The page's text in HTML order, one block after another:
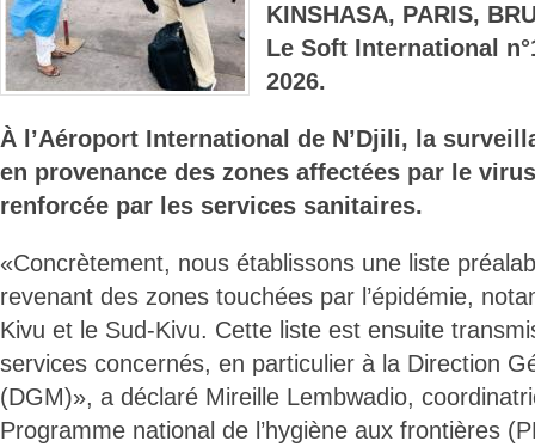
KINSHASA, PARIS,
Le Soft International
2026.
À l’Aéroport International de N’Djili, la
en provenance des zones affectées par le
renforcée par les services sanitaires.
«Concrètement, nous établissons une liste
revenant des zones touchées par l’épidémie,
Kivu et le Sud-Kivu. Cette liste est ensuite
services concernés, en particulier à la Direction
(DGM)», a déclaré Mireille Lembwadio,
Programme national de l’hygiène aux frontières